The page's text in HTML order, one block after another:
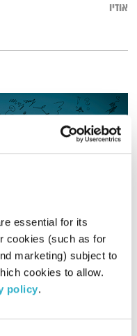
essential for its
cookies (such as for
marketing) subject to
cookies to allow.
policy.
אודיו
אובססיות – חלק א'
בחברה טובה
דנה דבורין